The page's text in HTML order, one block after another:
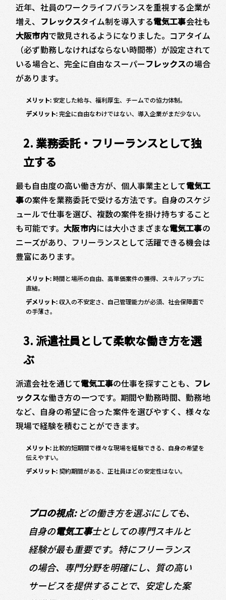
近年、社員のワークライフバランスを重視する企業が
増え、 フレックスタイム制を導入する電気工事会社も
大阪市内で散見されるようになりました。コアタイム
（必ず勤務しなければならない時間帯）が設定されて
いる場合と、完全に自由なスーパーフレックスの場合
があります。
メリット: 安定した給与、福利厚生、チームでの協力体制。
デメリット:完全に自由なわけではない、導入企業がまだ少ない。
2. 業務委託・フリーランスとして独
立する
最も自由度の高い働き方が、個人事業主として電気工
事の案件を業務委託で受ける方法です。自身のスケジ
ュールで仕事を選び、複数の案件を掛け持ちすること
も可能です。 大阪市内には大小さまざまな電気工事の
ニーズがあり、フリーランスとして活躍できる機会は
豊富にあります。
メリット:時間と場所の自由、高単価案件の獲得、スキルアップに
直結。
デメリット:収入の不安定さ、自己管理能力が必須、社会保障面で
の手薄さ。
3. 派遣社員として柔軟な働き方を選
ぶ
派遣会社を通じて電気工事の仕事を探すことも、 フレ
ックスな働き方の一つです。期間や勤務時間、勤務地
など、自身の希望に合った案件を選びやすく、様々な
現場で経験を積むことができます。
メリット: 比較的短期間で様々な現場を経験できる、自身の希望を
伝えやすい。
デメリット: 契約期間がある、正社員ほどの安定性はない。
プロの視点:どの働き方を選ぶにしても、
自身の電気工事士としての専門スキルと
経験が最も重要です。特にフリーランス
の場合、専門分野を明確にし、質の高い
サービスを提供することで、安定した案